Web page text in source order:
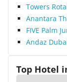
Towers
Anantara
FIVE Palm
Andaz
Top Hotel